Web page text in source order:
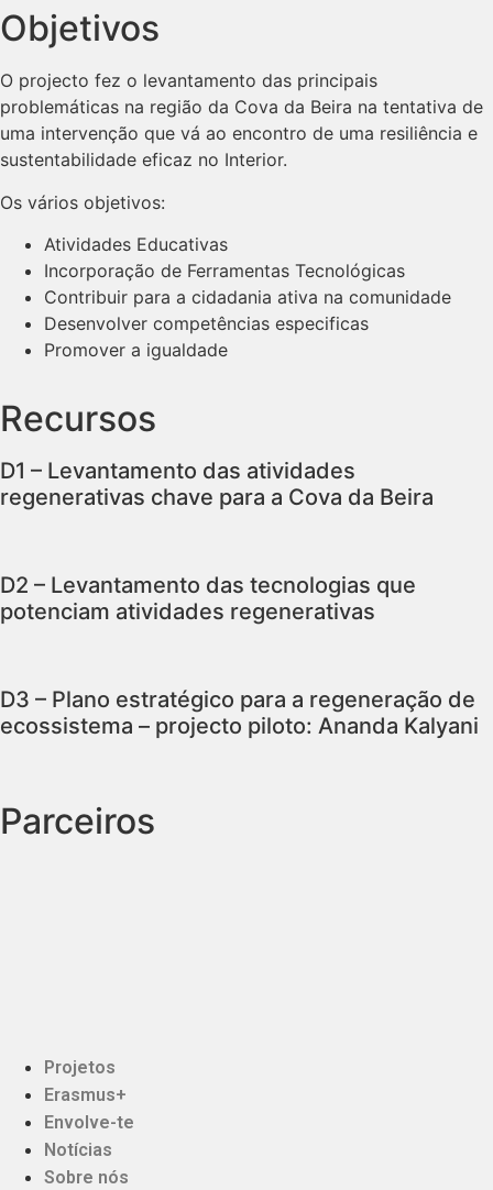
Objetivos
O projecto fez o levantamento das principais
problemáticas na região da Cova da Beira na tentativa de
uma intervenção que vá ao encontro de uma resiliência e
sustentabilidade eficaz no Interior.
Os vários objetivos:
Atividades Educativas
Incorporação de Ferramentas Tecnológicas
Contribuir para a cidadania ativa na comunidade
Desenvolver competências especificas
Promover a igualdade
Recursos
D1 – Levantamento das atividades
regenerativas chave para a Cova da Beira
D2 – Levantamento das tecnologias que
potenciam atividades regenerativas
D3 – Plano estratégico para a regeneração de
ecossistema – projecto piloto: Ananda Kalyani
Parceiros
Projetos
Erasmus+
Envolve-te
Notícias
Sobre nós